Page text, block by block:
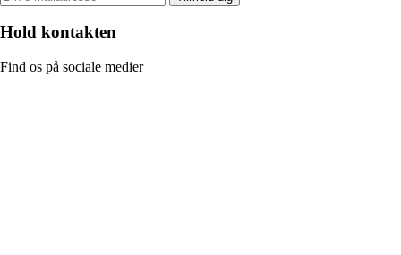
Hold kontakten
Find os på sociale medier